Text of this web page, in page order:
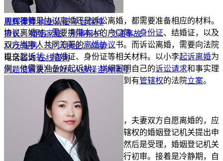
不管是协议离婚还是诉讼离婚，都需要准备相应的材料。
协议离婚时，需要携带本人的户口簿、身份证、结婚证，以及
双方当事人共同签署的离婚协议书。而诉讼离婚，需要向法院
提交起诉状、结婚证、身份证等相关材料。以小李起诉离婚为
例，他需要准备好起诉状，详细写明自己的诉讼请求和事实理
由，同时带上结婚证、身份证等，到有管辖权的法院立案。
四、办理 离婚的流程
协议离婚的流程一般是先申请，夫妻双方自愿离婚的，应
当签订书面离婚协议，共同到有管辖权的婚姻登记机关提出申
请，并提供相关证件和证明材料。然后是受理，婚姻登记机关
对当事人提交的证件和证明材料进行初审。接着是冷静期，自
周辉律师 执业认证 平台保障
擅长： 婚姻家庭、刑事辩护、交通事故
5.0分服务：327人执业：12年
电话咨询 在线咨询
问题没解决?125596人选择咨询律师